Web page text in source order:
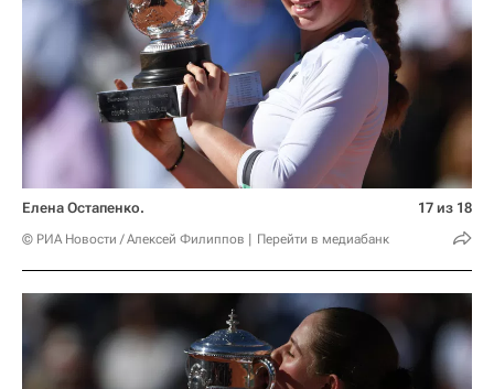
Елена Остапенко.
© РИА Новости / Алексей Филиппов Перейти в медиабанк
17 из 18